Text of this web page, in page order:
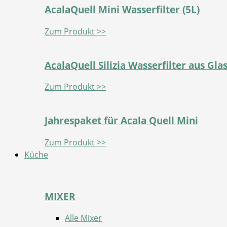
AcalaQuell Mini Wasserfilter (5L)
Zum Produkt >>
AcalaQuell Silizia Wasserfilter aus Glas
Zum Produkt >>
Jahrespaket für Acala Quell Mini
Zum Produkt >>
Küche
MIXER
Alle Mixer